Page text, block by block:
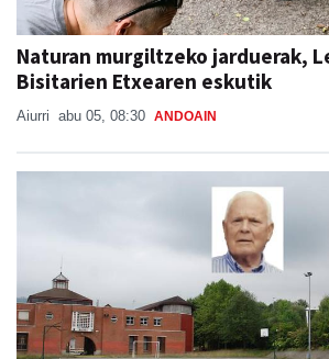
Naturan murgiltzeko jarduerak,
Bisitarien Etxearen eskutik
Aiurri abu 05, 08:30 ANDOAIN